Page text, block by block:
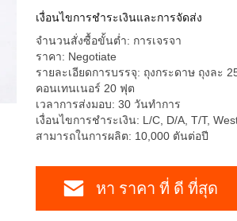
เงื่อนไขการชําระเงินและการจัดส่ง
จำนวนสั่งซื้อขั้นต่ำ: การเจรจา
ราคา: Negotiate
รายละเอียดการบรรจุ: ถุงกระดาษ ถุงละ
คอนเทนเนอร์ 20 ฟุต
เวลาการส่งมอบ: 30 วันทำการ
เงื่อนไขการชำระเงิน: L/C, D/A, T/T,
สามารถในการผลิต: 10,000 ตันต่อปี
หา ราคา ที่ ดี ที่สุด